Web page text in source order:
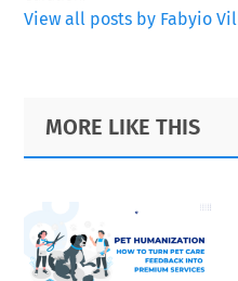
View all posts by Fabyio
Primary
Sidebar
Footer
MORE LIKE THIS